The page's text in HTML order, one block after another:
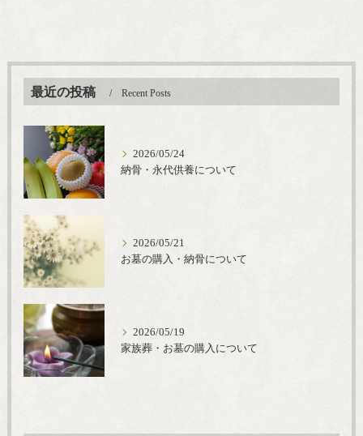
最近の投稿 Recent Posts
2026/05/24
納骨・永代供養について
2026/05/21
お墓の購入・納骨について
2026/05/19
家族葬・お墓の購入について